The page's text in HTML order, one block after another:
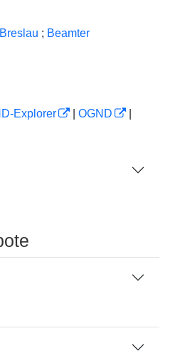
; Beamter
Explorer OGND